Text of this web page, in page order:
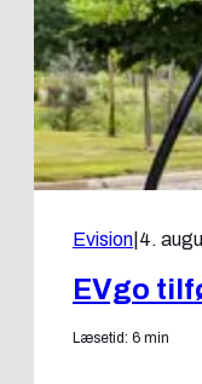
Evision 4.
EVgo
Læsetid: 6 min